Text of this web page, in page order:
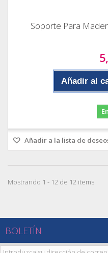
Soporte Para
Añadir al
Añadir a la lista de
Mostrando 1 - 12 de 12 items
BOLETÍN